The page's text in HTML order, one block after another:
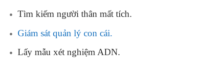
Tìm kiếm người thân mất tích.
Giám sát quản lý con cái.
Lấy mẫu xét nghiệm ADN.